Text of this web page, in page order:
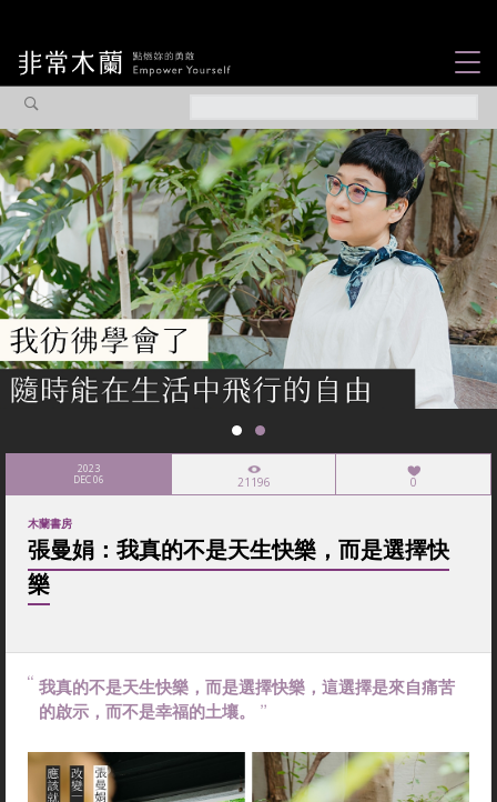
觀點專欄
焦點企劃
社會企業
認識我們
2023
DEC 06 21196 0
木蘭書房
張曼娟：我真的不是天生快樂，而是選擇快
樂
我真的不是天生快樂，而是選擇快樂，這選擇是來自痛苦
的啟示，而不是幸福的土壤。